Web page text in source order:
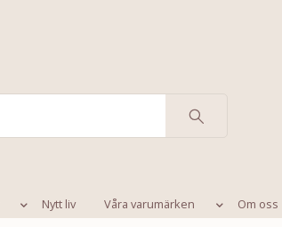
Nytt liv Våra varumärken Om oss